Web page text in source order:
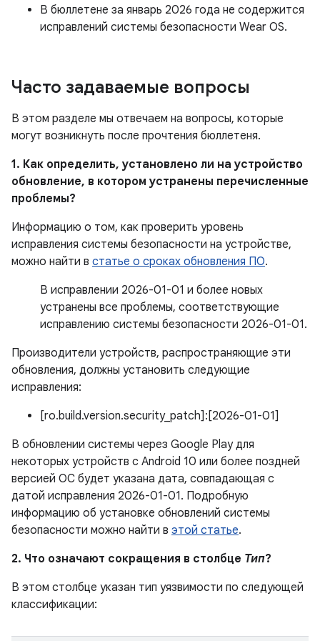
В бюллетене за январь 2026 года не содержится
исправлений системы безопасности Wear OS.
Часто задаваемые вопросы
В этом разделе мы отвечаем на вопросы, которые
могут возникнуть после прочтения бюллетеня.
1. Как определить, установлено ли на устройство
обновление, в котором устранены перечисленные
проблемы?
Информацию о том, как проверить уровень
исправления системы безопасности на устройстве,
можно найти в статье о сроках обновления ПО.
В исправлении 2026-01-01 и более новых
устранены все проблемы, соответствующие
исправлению системы безопасности 2026-01-01.
Производители устройств, распространяющие эти
обновления, должны установить следующие
исправления:
[ro.build.version.security_patch]:[2026-01-01]
В обновлении системы через Google Play для
некоторых устройств с Android 10 или более поздней
версией ОС будет указана дата, совпадающая с
датой исправления 2026-01-01. Подробную
информацию об установке обновлений системы
безопасности можно найти в этой статье.
2. Что означают сокращения в столбце Тип?
В этом столбце указан тип уязвимости по следующей
классификации: